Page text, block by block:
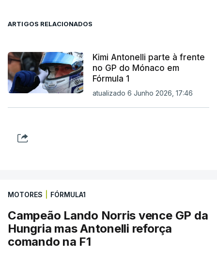
ARTIGOS RELACIONADOS
Kimi Antonelli parte à frente
no GP do Mónaco em
Fórmula 1
atualizado 6 Junho 2026, 17:46
MOTORES FÓRMULA1
Campeão Lando Norris vence GP da
Hungria mas Antonelli reforça
comando na F1